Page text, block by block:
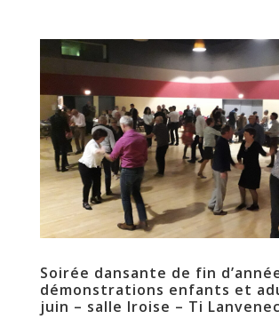
Soirée dansante de fin
démonstrations enfants et
juin – salle Iroise – Ti Lanvenec